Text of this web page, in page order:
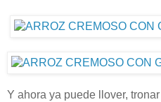
Y ahora ya puede llover,